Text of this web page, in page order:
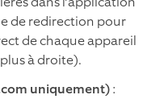
de redirection pour
de chaque appareil
à droite).
uniquement):